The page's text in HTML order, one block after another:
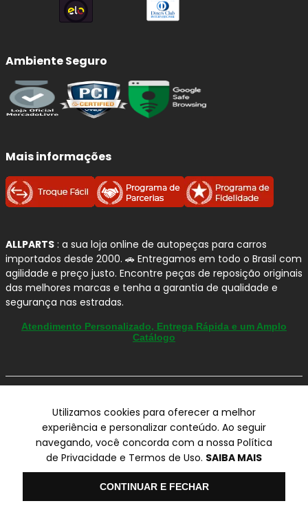
Ambiente Seguro
Mais informações
ALLPARTS : a sua loja online de autopeças para carros
importados desde 2000. 🚗 Entregamos em todo o Brasil com
agilidade e preço justo. Encontre peças de reposição originais
das melhores marcas e tenha a garantia de qualidade e
segurança nas estradas.
Atendimento Personalizado, Entrega Rápida e um Amplo
Catálogo
ALLPARTS Com. de Peças Automotivas Ltda.
CNPJ 03.724.695/0001-42 - Av. Avelino Capellato, 450 - Santa
Claudina - Vinhedo/SP - CEP 13284-480.
Preços e descontos podem variar no checkout.
Utilizamos cookies para oferecer a melhor
experiência e personalizar conteúdo. Ao seguir
navegando, você concorda com a nossa Política
de Privacidade e Termos de Uso. SAIBA MAIS
CONTINUAR E FECHAR